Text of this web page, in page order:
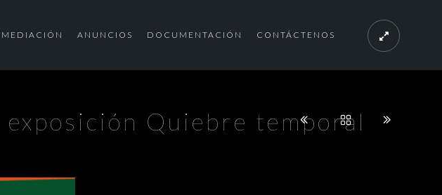
MEDIACIÓN ANUNCIOS DOCUMENTACIÓN CONTÁCTENOS
Quiebre temporal